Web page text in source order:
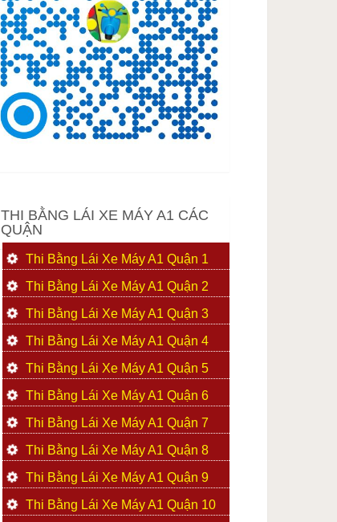
THI BẰNG LÁI XE MÁY A1 CÁC
QUẬN
Thi Bằng Lái Xe Máy A1 Quận 1
Thi Bằng Lái Xe Máy A1 Quận 2
Thi Bằng Lái Xe Máy A1 Quận 3
Thi Bằng Lái Xe Máy A1 Quận 4
Thi Bằng Lái Xe Máy A1 Quận 5
Thi Bằng Lái Xe Máy A1 Quận 6
Thi Bằng Lái Xe Máy A1 Quận 7
Thi Bằng Lái Xe Máy A1 Quận 8
Thi Bằng Lái Xe Máy A1 Quận 9
Thi Bằng Lái Xe Máy A1 Quận 10